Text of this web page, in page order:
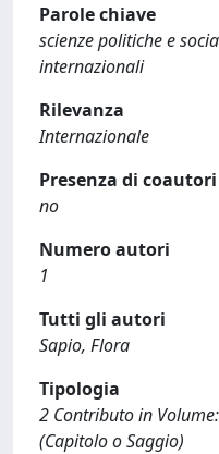
Parole chiave
scienze politiche e
internazionali
Rilevanza
Internazionale
Presenza di
no
Numero autori
1
Tutti gli autori
Sapio, Flora
Tipologia
2 Contributo in
(Capitolo o Saggio)